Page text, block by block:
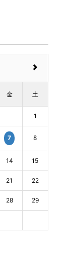
金 土
1
7 8
14 15
21 22
28 29